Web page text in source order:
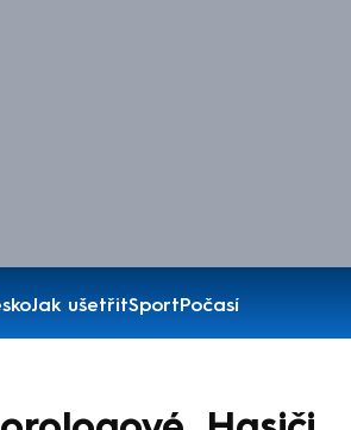
Jak ušetřitSportPočasí